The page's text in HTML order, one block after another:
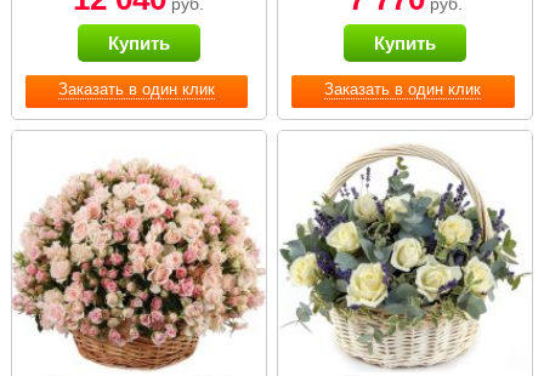
Заказать в один клик
Купить
Заказать в один клик
Купить